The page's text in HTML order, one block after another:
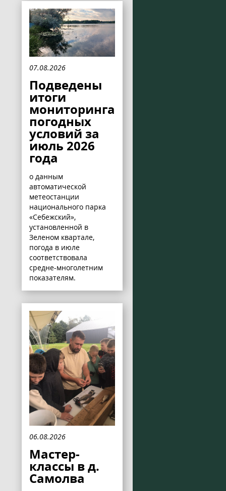
07.08.2026
Подведены
итоги
мониторинга
погодных
условий за
июль 2026
года
о данным
автоматической
метеостанции
национального парка
«Себежский»,
установленной в
Зеленом квартале,
погода в июле
соответствовала
средне-многолетним
показателям.
06.08.2026
Мастер-
классы в д.
Самолва